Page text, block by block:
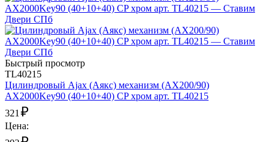
Быстрый просмотр
TL40215
Цилиндровый Ajax (Аякс) механизм (AX200/90)
AX2000Key90 (40+10+40) CP хром арт. TL40215
321₽
Цена: